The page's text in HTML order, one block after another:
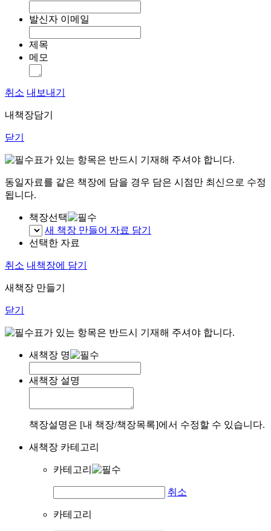
발신자 이메일
제목
메모
취소 내보내기
내책장담기
닫기
표가 있는 항목은 반드시 기재해 주셔야 합니다.
동일자료를 같은 책장에 담을 경우 담은 시점만 최신으로 수정
됩니다.
책장선택
새 책장 만들어 자료 담기
선택한 자료
취소 내책장에 담기
새책장 만들기
닫기
표가 있는 항목은 반드시 기재해 주셔야 합니다.
새책장 명
새책장 설명
책장설명은 [내 책장/책장목록]에서 수정할 수 있습니다.
새책장 카테고리
카테고리
취소
카테고리